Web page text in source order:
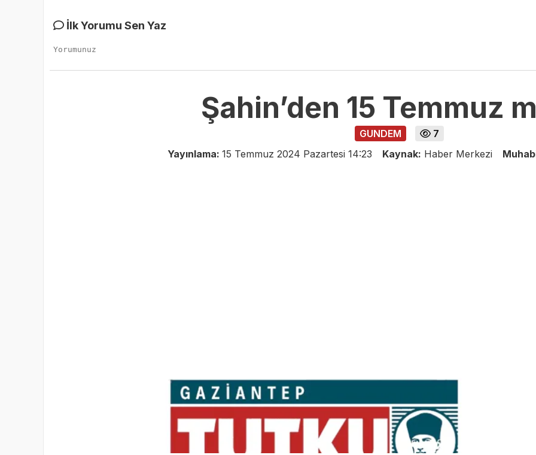
İlk Yorumu Sen Yaz
Şahin’den 15 Temmuz
GUNDEM
7
Yayınlama: 15 Temmuz 2024 Pazartesi 14:23 Kaynak: Haber Merkezi